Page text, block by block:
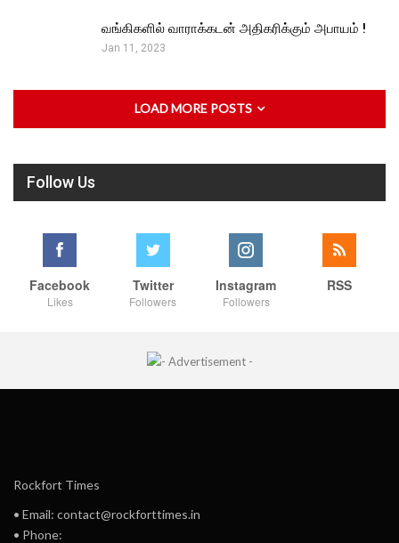
வங்கிகளில் வாராக்கடன் அதிகரிக்கும் அபாயம் !
Jan 11, 2023
LOAD MORE POSTS
Follow Us
Facebook
Likes
Twitter
Followers
Instagram
Followers
RSS
Rockfort Times
• Email: contact@rockforttimes.in
• Phone: